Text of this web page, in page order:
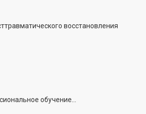
восстановления
обучение...